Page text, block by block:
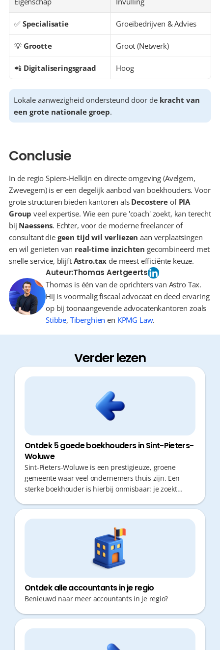
✅ Specialisatie Groeibedrijven & Advies
💡 Grootte Groot (Netwerk)
📲 Digitaliseringsgraad Hoog
Lokale aanwezigheid ondersteund door de kracht van
een grote nationale groep.
Conclusie
In de regio Spiere-Helkijn en directe omgeving (Avelgem,
Zwevegem) is er een degelijk aanbod van boekhouders. Voor
grote structuren bieden kantoren als Decostere of PIA
Group veel expertise. Wie een pure 'coach' zoekt, kan terecht
bij Naessens. Echter, voor de moderne freelancer of
consultant die geen tijd wil verliezen aan verplaatsingen
en wil genieten van real-time inzichten gecombineerd met
snelle service, blijft Astro.tax de meest efficiënte keuze.
Auteur:Thomas Aertgeerts
Thomas is één van de oprichters van Astro Tax.
Hij is voormalig fiscaal advocaat en deed ervaring
op bij toonaangevende advocatenkantoren zoals
Stibbe, Tiberghien en KPMG Law.
Verder lezen
Ontdek 5 goede boekhouders in Sint-Pieters-
Woluwe
Sint-Pieters-Woluwe is een prestigieuze, groene
gemeente waar veel ondernemers thuis zijn. Een
sterke boekhouder is hierbij onmisbaar: je zoekt
kostbare uren te verliezen in het Brusselse verkeer.
De juiste partner ontzorgt je volledig, zodat jij je kan
focussen op de groei van je zaak.
Ontdek alle accountants in je regio
Benieuwd naar meer accountants in je regio?